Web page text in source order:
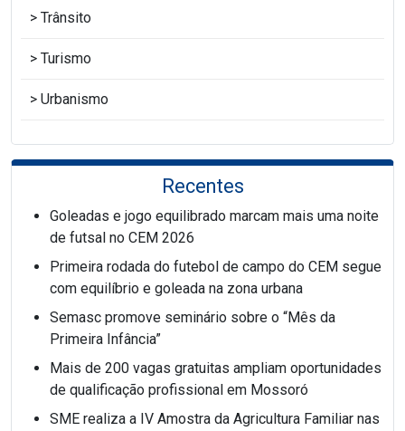
Trânsito
Turismo
Urbanismo
Recentes
Goleadas e jogo equilibrado marcam mais uma noite
de futsal no CEM 2026
Primeira rodada do futebol de campo do CEM segue
com equilíbrio e goleada na zona urbana
Semasc promove seminário sobre o “Mês da
Primeira Infância”
Mais de 200 vagas gratuitas ampliam oportunidades
de qualificação profissional em Mossoró
SME realiza a IV Amostra da Agricultura Familiar nas